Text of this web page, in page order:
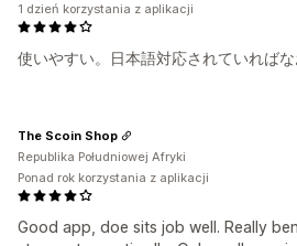
使いやすい。日本語対応されていればな
1 dzień korzystania z aplikacji
Good app, doe sits job well. Really
The Scoin Shop
Republika Południowej Afryki
Ponad rok korzystania z aplikacji